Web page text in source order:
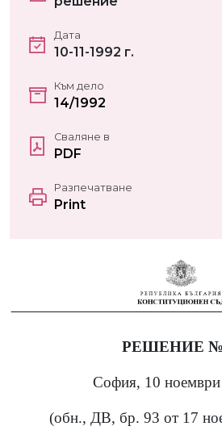
Дата
10-11-1992 г.
Към дело
14/1992
Сваляне в
PDF
Разпечатване
Print
РЕШЕНИЕ
София, 10 ноември
(обн., ДВ, бр. 93 от 17